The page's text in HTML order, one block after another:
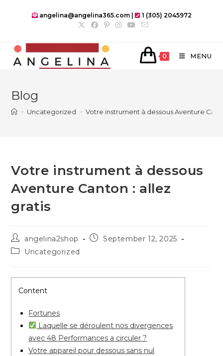
angelina@angelina365.com | 1 (305) 2045972
0 MENU
Blog
> Uncategorized > Votre instrument à dessous Aventure
Votre instrument à dessous
Aventure Canton : allez
gratis
Post
author:
angelina2shop
PostSeptember 12, 2025
PostUncategorized
Content
Fortunes
Laquelle se déroulent nos divergences
avec 48 Performances a circuler ?
Votre appareil pour dessous sans nul